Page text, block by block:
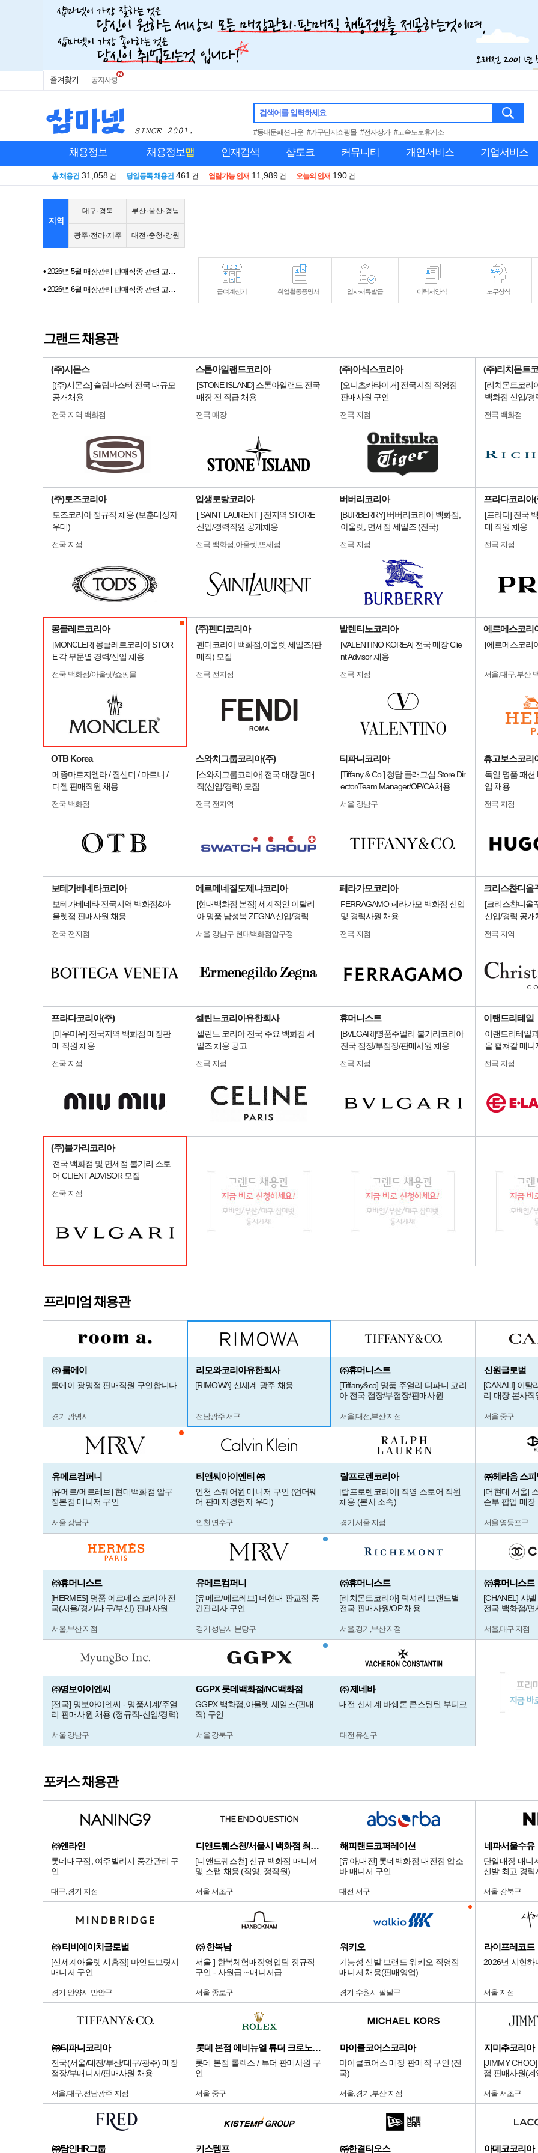
즐겨찾기 공지사항
검색어를 입력하세요
#동대문패션타운 #가구단지쇼핑몰 #전자상가 #고속도로휴게소
채용정보 채용정보맵 인재검색 샵토크 커뮤니티 개인서비스 기업서비스
총 채용건 31,058 건 당일등록 채용건 461 건 열람가능 인재 11,989 건 오늘의 인재 190 건
지역
대구·경북
광주·전라·제주
부산·울산·경남
대전·충청·강원
• 2026년 5월 매장관리 판매직종 관련 고용동향
• 2026년 6월 매장관리 판매직종 관련 고용동향
급여계산기 취업활동증명서 입사서류발급 이력서양식 노무상식
그랜드 채용관
(주)시몬스
[(주)시몬스] 슬립마스터 전국 대규모
공개채용
전국 지역 백화점
스톤아일랜드코리아
[STONE ISLAND] 스톤아일랜드 전국
매장 전 직급 채용
전국 매장
(주)아식스코리아
[오니츠카타이거] 전국지점 직영점
판매사원 구인
전국 지점
(주)리치몬트
[리치몬트코리
백화점 신입/경
전국 백화점
(주)토즈코리아
토즈코리아 정규직 채용 (보훈대상자
우대)
전국 지점
입생로랑코리아
[ SAINT LAURENT ] 전지역 STORE
신입/경력직원 공개채용
전국 백화점,아울렛,면세점
버버리코리아
[BURBERRY] 버버리코리아 백화점,
아울렛, 면세점 세일즈 (전국)
전국 지점
프라다코리아(
[프라다] 전국
매 직원 채용
전국 지점
몽클레르코리아
[MONCLER] 몽클레르코리아 STOR
E 각 부문별 경력/신입 채용
전국 백화점/아울렛/쇼핑몰
(주)펜디코리아
펜디코리아 백화점,아울렛 세일즈(판
매직) 모집
전국 전지점
발렌티노코리아
[VALENTINO KOREA] 전국 매장 Clie
nt Advisor 채용
전국 지점
에르메스코리
[에르메스코리
서울,대구,부산
OTB Korea
메종마르지엘라 / 질샌더 / 마르니 /
디젤 판매직원 채용
전국 백화점
스와치그룹코리아(주)
[스와치그룹코리아] 전국 매장 판매
직(신입/경력) 모집
전국 전지역
티파니코리아
[Tiffany & Co.] 청담 플래그십 Store Dir
ector/Team Manager/OP/CA 채용
서울 강남구
휴고보스코리
독일 명품 패션
입 채용
전국 지점
보테가베네타코리아
보테가베네타 전국지역 백화점&아
울렛점 판매사원 채용
전국 전지점
에르메네질도제냐코리아
[현대백화점 본점] 세계적인 이탈리
아 명품 남성복 ZEGNA 신입/경력
서울 강남구 현대백화점압구정
페라가모코리아
FERRAGAMO 페라가모 백화점 신입
및 경력사원 채용
전국 지점
크리스챤디올
[크리스챤디올
신입/경력 공개
전국 지역
프라다코리아(주)
[미우미우] 전국지역 백화점 매장판
매 직원 채용
전국 지점
셀린느코리아유한회사
셀린느 코리아 전국 주요 백화점 세
일즈 채용 공고
전국 지점
휴머니스트
[BVLGARI]명품주얼리 불가리코리아
전국 점장/부점장/판매사원 채용
전국 지점
이랜드리테일
이랜드리테일
을 펼쳐갈 매
전국 지점
(주)불가리코리아
전국 백화점 및 면세점 불가리 스토
어 CLIENT ADVISOR 모집
전국 지점
프리미엄 채용관
㈜ 룸에이
룸에이 광명점 판매직원 구인합니다.
경기 광명시
리모와코리아유한회사
[RIMOWA] 신세계 광주 채용
전남광주 서구
㈜휴머니스트
[Tiffany&co] 명품 주얼리 티파니 코리
아 전국 점장/부점장/판매사원
서울,대전,부산 지점
신원글로벌
[CANALI] 이탈
리 매장 본사
서울 중구
유메르컴퍼니
[유메르/메르레브] 현대백화점 압구
정본점 매니저 구인
서울 강남구
티앤씨아이엔티 ㈜
인천 스퀘어원 매니저 구인 (언더웨
어 판매자경험자 우대)
인천 연수구
랄프로렌코리아
[랄프로렌코리아] 직영 스토어 직원
채용 (본사 소속)
경기,서울 지점
㈜헤라음 스
[더현대 서울]
슨부 팝업 매장
서울 영등포구
㈜휴머니스트
[HERMES] 명품 에르메스 코리아 전
국(서울/경기/대구/부산) 판매사원
서울,부산 지점
유메르컴퍼니
[유메르/메르레브] 더현대 판교점 중
간관리자 구인
경기 성남시 분당구
㈜휴머니스트
[리치몬트코리아] 럭셔리 브랜드별
전국 판매사원/OP 채용
서울,경기,부산 지점
㈜휴머니스트
[CHANEL] 샤
전국 백화점/
서울,대구 지점
㈜명보아이엔씨
[전국] 명보아이엔씨 - 명품시계/주얼
리 판매사원 채용 (정규직-신입/경력)
서울 강남구
GGPX 롯데백화점/NC백화점
GGPX 백화점,아울렛 세일즈(판매
직) 구인
서울 강북구
㈜ 제네바
대전 신세계 바쉐론 콘스탄틴 부티크
대전 유성구
포커스 채용관
㈜엔라인
롯데대구점, 여주빌리지 중간관리 구
인
대구,경기 지점
디앤드퀘스천/서울시 백화점 최상급 점
[디앤드퀘스천] 신규 백화점 매니저
및 스탭 채용 (직영, 정직원)
서울 서초구
해피랜드코퍼레이션
[유아,대전] 롯데백화점 대전점 압소
바 매니저 구인
대전 서구
네파서울수유
단일매장 매니
신발 최고 경
서울 강북구
㈜ 티비에이치글로벌
[신세계아울렛 시흥점] 마인드브릿지
매니저 구인
경기 안양시 만안구
㈜ 한복남
서울 ] 한복체험매장영업팀 정규직
구인 - 사원급 ~ 매니저급
서울 종로구
워키오
기능성 신발 브랜드 워키오 직영점
매니저 채용(판매영업)
경기 수원시 팔달구
라이프레코드
2026년 시현하
서울 지점
㈜티파니코리아
전국(서울/대전/부산/대구/광주) 매장
점장/부매니저/판매사원 채용
서울,대구,전남광주 지점
롯데 본점 에비뉴엘 튜더 크로노다임
롯데 본점 롤렉스 / 튜더 판매사원 구
인
서울 중구
마이클코어스코리아
마이클코어스 매장 판매직 구인 (전
국)
서울,경기,부산 지점
지미추코리아
[JIMMY
점 판매사원(
서울 서초구
㈜탐인HR그룹 키스템프 ㈜한결티오스 아데코코리아